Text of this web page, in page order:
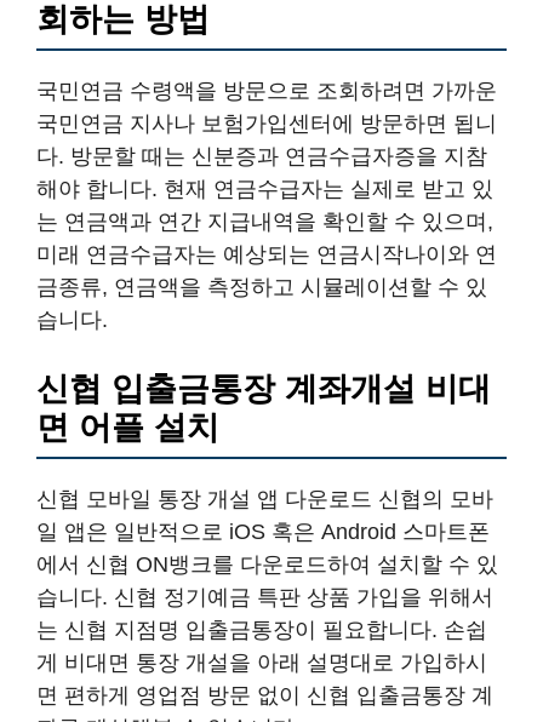
회하는 방법
국민연금 수령액을 방문으로 조회하려면 가까운
국민연금 지사나 보험가입센터에 방문하면 됩니
다. 방문할 때는 신분증과 연금수급자증을 지참
해야 합니다. 현재 연금수급자는 실제로 받고 있
는 연금액과 연간 지급내역을 확인할 수 있으며,
미래 연금수급자는 예상되는 연금시작나이와 연
금종류, 연금액을 측정하고 시뮬레이션할 수 있
습니다.
신협 입출금통장 계좌개설 비대
면 어플 설치
신협 모바일 통장 개설 앱 다운로드 신협의 모바
일 앱은 일반적으로 iOS 혹은 Android 스마트폰
에서 신협 ON뱅크를 다운로드하여 설치할 수 있
습니다. 신협 정기예금 특판 상품 가입을 위해서
는 신협 지점명 입출금통장이 필요합니다. 손쉽
게 비대면 통장 개설을 아래 설명대로 가입하시
면 편하게 영업점 방문 없이 신협 입출금통장 계